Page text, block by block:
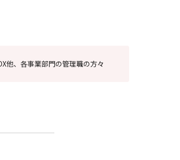
他、各事業部門の管理職の方々